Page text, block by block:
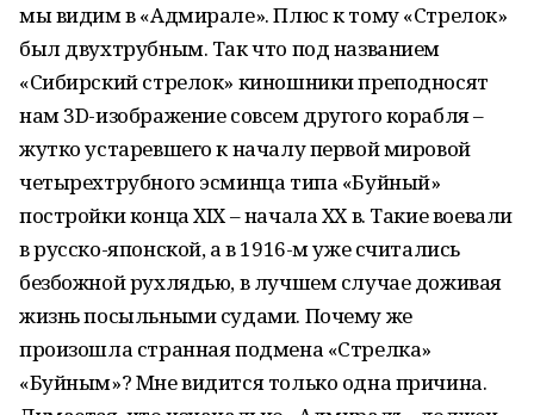
мы видим в «Адмирале». Плюс к тому «Стрелок»
был двухтрубным. Так что под названием
«Сибирский стрелок» киношники преподносят
нам 3D-изображение совсем другого корабля –
жутко устаревшего к началу первой мировой
четырехтрубного эсминца типа «Буйный»
постройки конца XIX – начала XX в. Такие воевали
в русско-японской, а в 1916-м уже считались
безбожной рухлядью, в лучшем случае доживая
жизнь посыльными судами. Почему же
произошла странная подмена «Стрелка»
«Буйным»? Мне видится только одна причина.